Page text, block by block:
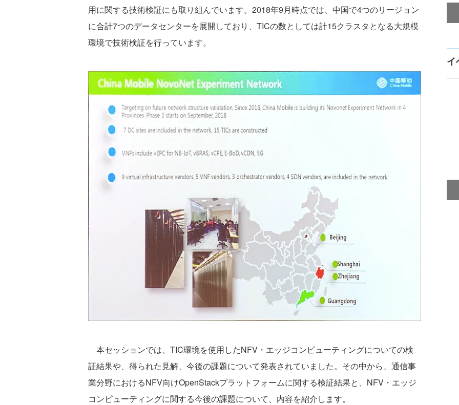
用に関する技術検証にも取り組んでいます。2018年9月時点では、中国で4つのリージョン
に合計7つのデータセンターを展開しており、TICの数としては計15クラスタとなる大規模
環境で技術検証を行っています。
本セッションでは、TIC環境を使用したNFV・エッジコンピューティングについての検
証結果や、得られた見解、今後の課題について発表されていました。その中から、通信事
業分野におけるNFV向けOpenStackプラットフォームに関する検証結果と、NFV・エッジ
コンピューティングに関する今後の課題について、内容を紹介します。
イ